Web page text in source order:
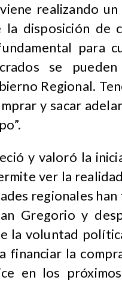
realizando
disposición de
para
se pueden
Regional.
y sacar
y valoró la
ver la
regionales han
Gregorio y
la voluntad
financiar la
en los